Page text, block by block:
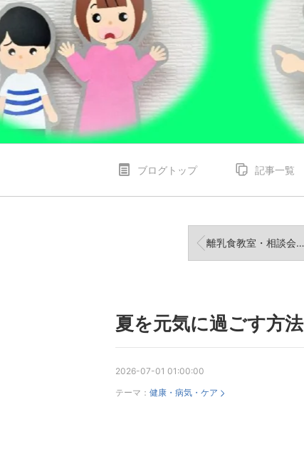
ブログトップ 記事一覧
離乳食教室・相談会のお知らせ
夏を元気に過ごす方法
2026-07-01 01:00:00
テーマ： 健康・病気・ケア